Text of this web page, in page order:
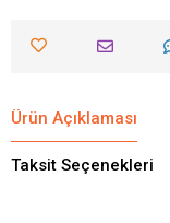
Ürün Açıklaması
Taksit Seçenekleri